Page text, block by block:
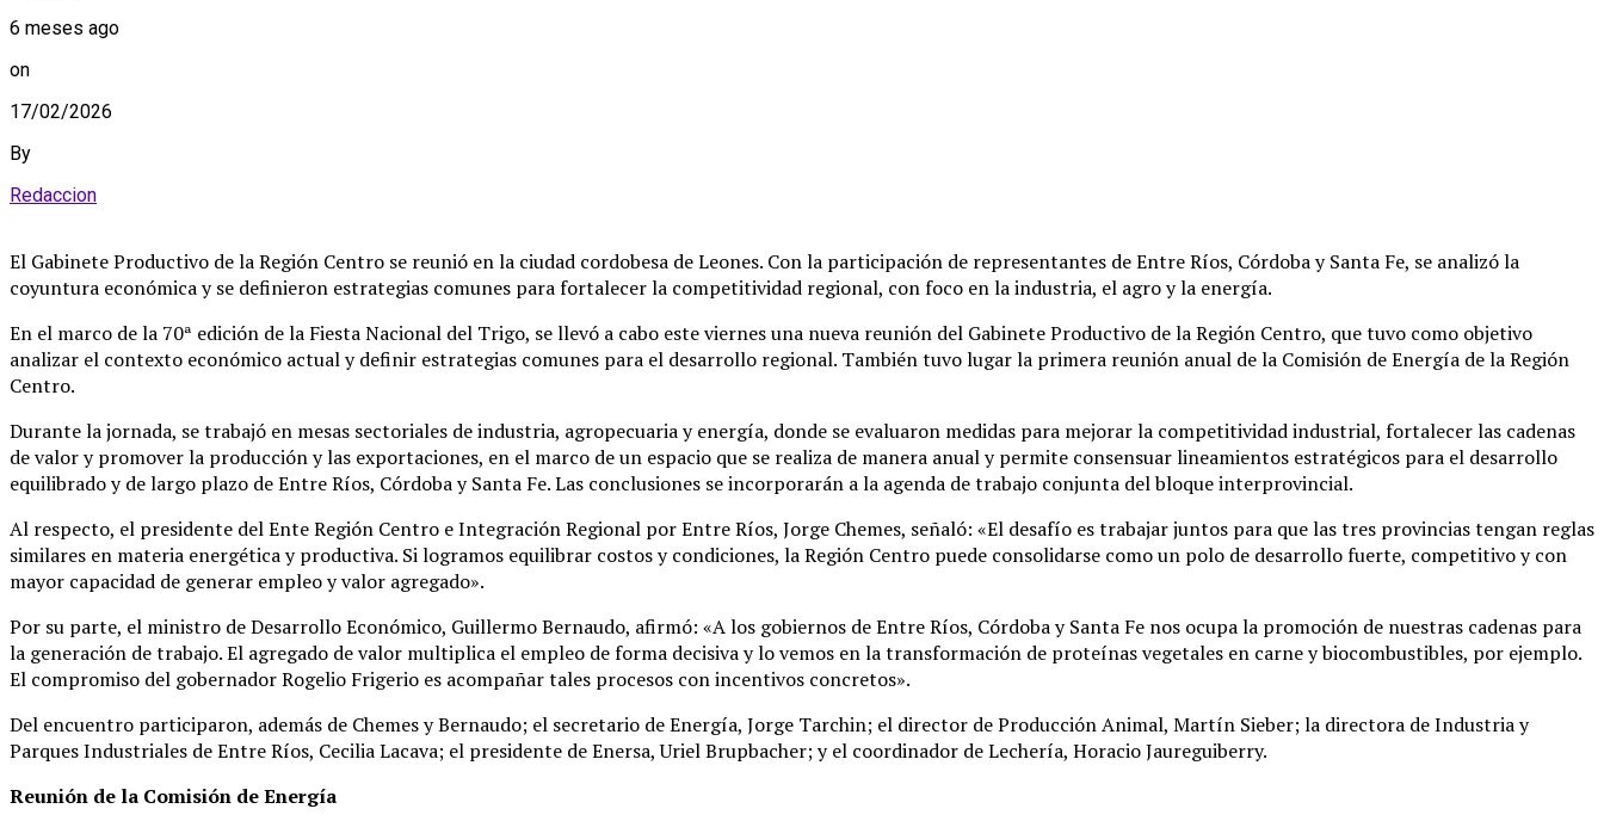
6 meses ago
on
17/02/2026
By
Redaccion
El Gabinete Productivo de la Región Centro se reunió en la ciudad cordobesa de Leones. Con la participación de representantes de Entre Ríos, Córdoba y Santa Fe, se analizó la
coyuntura económica y se definieron estrategias comunes para fortalecer la competitividad regional, con foco en la industria, el agro y la energía.
En el marco de la 70ª edición de la Fiesta Nacional del Trigo, se llevó a cabo este viernes una nueva reunión del Gabinete Productivo de la Región Centro, que tuvo como objetivo
analizar el contexto económico actual y definir estrategias comunes para el desarrollo regional. También tuvo lugar la primera reunión anual de la Comisión de Energía de la Región
Centro.
Durante la jornada, se trabajó en mesas sectoriales de industria, agropecuaria y energía, donde se evaluaron medidas para mejorar la competitividad industrial, fortalecer las cadenas
de valor y promover la producción y las exportaciones, en el marco de un espacio que se realiza de manera anual y permite consensuar lineamientos estratégicos para el desarrollo
equilibrado y de largo plazo de Entre Ríos, Córdoba y Santa Fe. Las conclusiones se incorporarán a la agenda de trabajo conjunta del bloque interprovincial.
Al respecto, el presidente del Ente Región Centro e Integración Regional por Entre Ríos, Jorge Chemes, señaló: «El desafío es trabajar juntos para que las tres provincias tengan reglas
similares en materia energética y productiva. Si logramos equilibrar costos y condiciones, la Región Centro puede consolidarse como un polo de desarrollo fuerte, competitivo y con
mayor capacidad de generar empleo y valor agregado».
Por su parte, el ministro de Desarrollo Económico, Guillermo Bernaudo, afirmó: «A los gobiernos de Entre Ríos, Córdoba y Santa Fe nos ocupa la promoción de nuestras cadenas para
la generación de trabajo. El agregado de valor multiplica el empleo de forma decisiva y lo vemos en la transformación de proteínas vegetales en carne y biocombustibles, por ejemplo.
El compromiso del gobernador Rogelio Frigerio es acompañar tales procesos con incentivos concretos».
Del encuentro participaron, además de Chemes y Bernaudo; el secretario de Energía, Jorge Tarchin; el director de Producción Animal, Martín Sieber; la directora de Industria y
Parques Industriales de Entre Ríos, Cecilia Lacava; el presidente de Enersa, Uriel Brupbacher; y el coordinador de Lechería, Horacio Jaureguiberry.
Reunión de la Comisión de Energía